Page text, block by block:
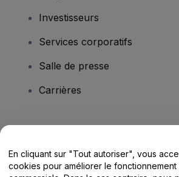
Investisseurs
Services corporatifs
Salle de presse
Carrières
Centre d'assistance / Nous
En cliquant sur "Tout autoriser", vous
cookies pour améliorer le